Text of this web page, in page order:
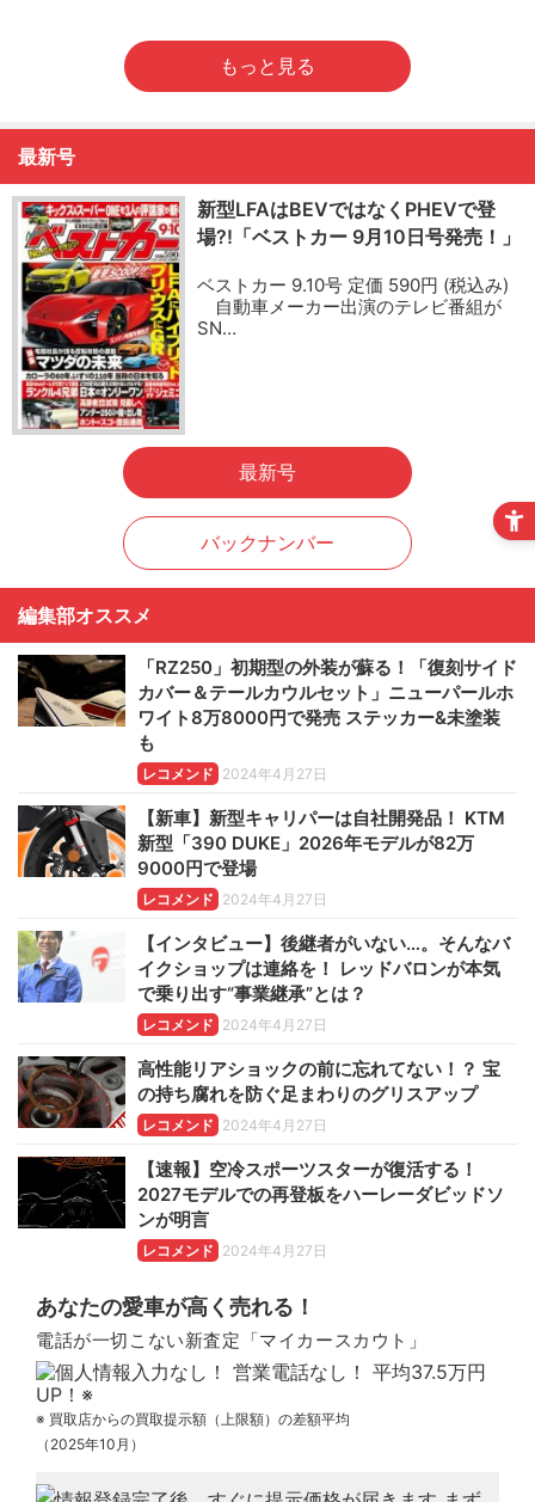
もっと見る
最新号
新型LFAはBEVではなくPHEVで登
場?!「ベストカー 9月10日号発売！」
ベストカー 9.10号 定価 590円 (税込み)
自動車メーカー出演のテレビ番組が
SN…
最新号
バックナンバー
編集部オススメ
「RZ250」初期型の外装が蘇る！「復刻サイド
カバー＆テールカウルセット」ニューパールホ
ワイト8万8000円で発売 ステッカー&未塗装
も
レコメンド 2024年4月27日
【新車】新型キャリパーは自社開発品！ KTM
新型「390 DUKE」2026年モデルが82万
9000円で登場
レコメンド 2024年4月27日
【インタビュー】後継者がいない…。そんなバ
イクショップは連絡を！ レッドバロンが本気
で乗り出す“事業継承”とは？
レコメンド 2024年4月27日
高性能リアショックの前に忘れてない！？ 宝
の持ち腐れを防ぐ足まわりのグリスアップ
レコメンド 2024年4月27日
【速報】空冷スポーツスターが復活する！
2027モデルでの再登板をハーレーダビッドソ
ンが明言
レコメンド 2024年4月27日
あなたの愛車が高く売れる！
電話が一切こない新査定「マイカースカウト」
※ 買取店からの買取提示額（上限額）の差額平均
（2025年10月）